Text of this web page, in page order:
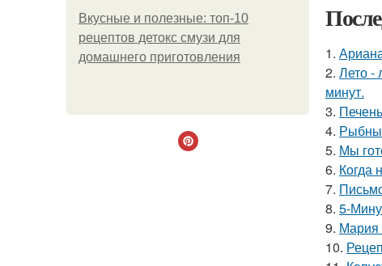
Вкусные и полезные: топ-10
рецептов детокс смузи для
домашнего приготовления
1.
2. Лето -
минут.
3.
4.
5. Мы
6. Когда
7.
8. 5-
9. Мария
10.